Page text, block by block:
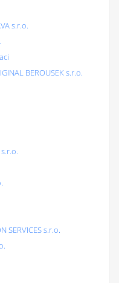
s.r.o.
BEROUSEK s.r.o.
SERVICES s.r.o.